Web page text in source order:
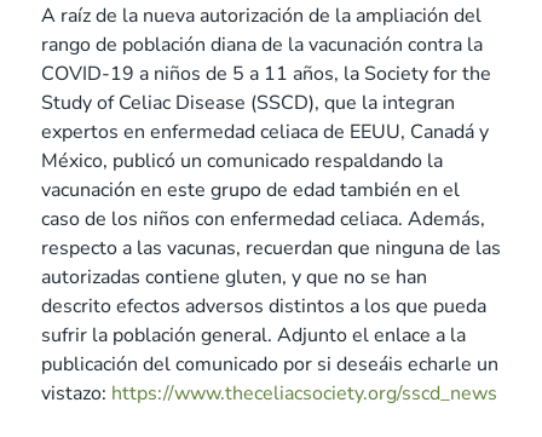
A raíz de la nueva autorización de la ampliación del
rango de población diana de la vacunación contra la
COVID-19 a niños de 5 a 11 años, la Society for the
Study of Celiac Disease (SSCD), que la integran
expertos en enfermedad celiaca de EEUU, Canadá y
México, publicó un comunicado respaldando la
vacunación en este grupo de edad también en el
caso de los niños con enfermedad celiaca. Además,
respecto a las vacunas, recuerdan que ninguna de las
autorizadas contiene gluten, y que no se han
descrito efectos adversos distintos a los que pueda
sufrir la población general. Adjunto el enlace a la
publicación del comunicado por si deseáis echarle un
vistazo: https://www.theceliacsociety.org/sscd_news